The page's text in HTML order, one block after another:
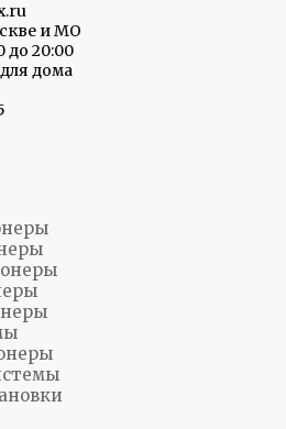
и МО
до 20:00
дома